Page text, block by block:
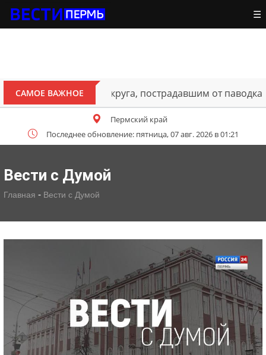
☰
САМОЕ ВАЖНОЕ
Октябрьского округа, пострадавшим от паводка
Пермский край
Последнее обновление: пятница, 07 авг. 2026 в 01:21
Вести с Думой
Главная - Вести с Думой